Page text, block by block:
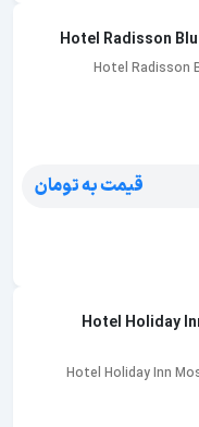
Hotel Radisson
Hotel Radisson
قیمت به تومان
Hotel Holiday
Hotel Holiday Inn